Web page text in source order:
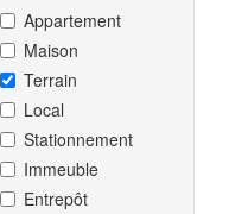
Appartement
Maison
Terrain
Local
Stationnement
Immeuble
Entrepôt